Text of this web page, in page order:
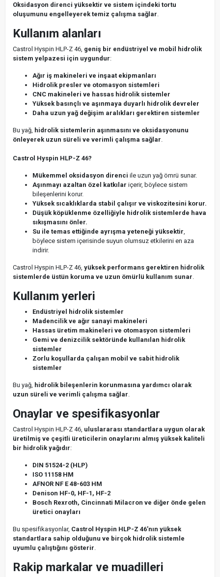
Oksidasyon direnci yüksektir ve sistem içindeki tortu
oluşumunu engelleyerek temiz çalışma sağlar.
Kullanım alanları
Castrol Hyspin HLP-Z 46, geniş bir endüstriyel ve mobil hidrolik
sistem yelpazesi için uygundur:
Ağır iş makineleri ve inşaat ekipmanları
Hidrolik presler ve otomasyon sistemleri
CNC makineleri ve hassas hidrolik sistemler
Yüksek basınçlı ve aşınmaya duyarlı hidrolik devreler
Daha uzun yağ değişim aralıkları gerektiren sistemler
Bu yağ, hidrolik sistemlerin aşınmasını ve oksidasyonunu
önleyerek uzun süreli ve verimli çalışma sağlar.
Castrol Hyspin HLP-Z 46?
Mükemmel oksidasyon direnci ile uzun yağ ömrü sunar.
Aşınmayı azaltan özel katkılar içerir, böylece sistem
bileşenlerini korur.
Yüksek sıcaklıklarda stabil çalışır ve viskozitesini korur.
Düşük köpüklenme özelliğiyle hidrolik sistemlerde hava
sıkışmasını önler.
Su ile temas ettiğinde ayrışma yeteneği yüksektir,
böylece sistem içerisinde suyun olumsuz etkilerini en aza
indirir.
Castrol Hyspin HLP-Z 46, yüksek performans gerektiren hidrolik
sistemlerde üstün koruma ve uzun ömürlü kullanım sunar.
Kullanım yerleri
Endüstriyel hidrolik sistemler
Madencilik ve ağır sanayi makineleri
Hassas üretim makineleri ve otomasyon sistemleri
Gemi ve denizcilik sektöründe kullanılan hidrolik
sistemler
Zorlu koşullarda çalışan mobil ve sabit hidrolik
sistemler
Bu yağ, hidrolik bileşenlerin korunmasına yardımcı olarak
uzun süreli ve verimli çalışma sağlar.
Onaylar ve spesifikasyonlar
Castrol Hyspin HLP-Z 46, uluslararası standartlara uygun olarak
üretilmiş ve çeşitli üreticilerin onaylarını almış yüksek kaliteli
bir hidrolik yağıdır:
DIN 51524-2 (HLP)
ISO 11158 HM
AFNOR NF E 48-603 HM
Denison HF-0, HF-1, HF-2
Bosch Rexroth, Cincinnati Milacron ve diğer önde gelen
üretici onayları
Bu spesifikasyonlar, Castrol Hyspin HLP-Z 46’nın yüksek
standartlara sahip olduğunu ve birçok hidrolik sistemle
uyumlu çalıştığını gösterir.
Rakip markalar ve muadilleri